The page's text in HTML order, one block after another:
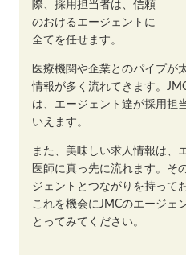
際、採用担当者は、信頼
のおけるエージェントに
全てを任せます。
医療機関や企業とのパイプが
情報が多く流れてきます。
は、エージェント達が採用担
いえます。
また、美味しい求人情報は、
医師に真っ先に流れます。そ
ジェントとつながりを持って
これを機会にJMCのエージェ
とってみてください。